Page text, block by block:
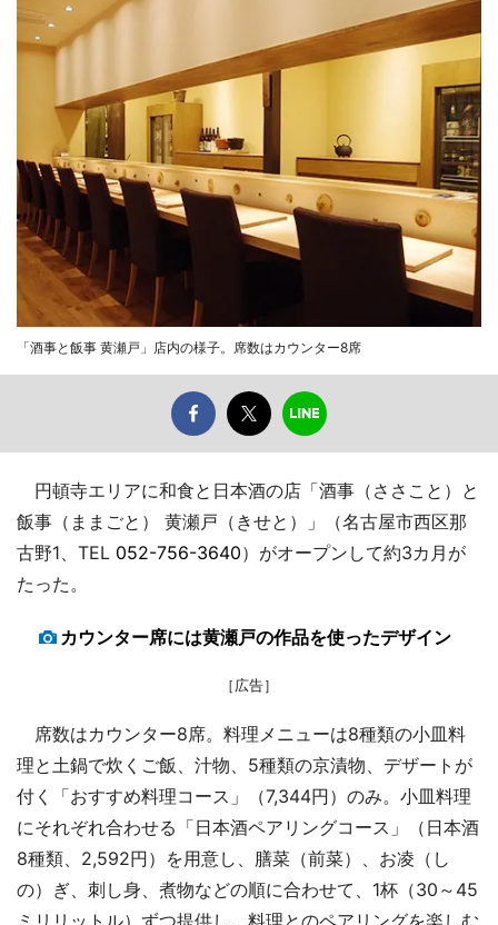
「酒事と飯事 黄瀬戸」店内の様子。席数はカウンター8席
円頓寺エリアに和食と日本酒の店「酒事（ささこと）と
飯事（ままごと） 黄瀬戸（きせと）」（名古屋市西区那
古野1、TEL 052-756-3640）がオープンして約3カ月が
たった。
カウンター席には黄瀬戸の作品を使ったデザイン
［広告］
席数はカウンター8席。料理メニューは8種類の小皿料
理と土鍋で炊くご飯、汁物、5種類の京漬物、デザートが
付く「おすすめ料理コース」（7,344円）のみ。小皿料理
にそれぞれ合わせる「日本酒ペアリングコース」（日本酒
8種類、2,592円）を用意し、膳菜（前菜）、お凌（し
の）ぎ、刺し身、煮物などの順に合わせて、1杯（30～45
ミリリットル）ずつ提供し、料理とのペアリングを楽しむ